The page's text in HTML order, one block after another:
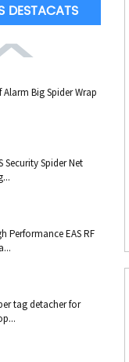
DESTACATS
Alarm Big Spider Wrap
Security Spider Net
Performance EAS RF
tag detacher for